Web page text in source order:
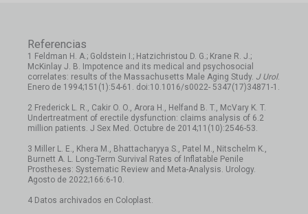
Referencias
1 Feldman H. A.; Goldstein I.; Hatzichristou D. G.; Krane R. J.;
McKinlay J. B. Impotence and its medical and psychosocial
correlates: results of the Massachusetts Male Aging Study. J Urol.
Enero de 1994;151(1):54-61. doi:10.1016/s0022- 5347(17)34871-1.
2 Frederick L. R., Cakir O. O., Arora H., Helfand B. T., McVary K. T.
Undertreatment of erectile dysfunction: claims analysis of 6.2
million patients. J Sex Med. Octubre de 2014;11(10):2546-53.
3 Miller L. E., Khera M., Bhattacharyya S., Patel M., Nitschelm K.,
Burnett A. L. Long-Term Survival Rates of Inflatable Penile
Prostheses: Systematic Review and Meta-Analysis. Urology.
Agosto de 2022;166:6-10.
4 Datos archivados en Coloplast.